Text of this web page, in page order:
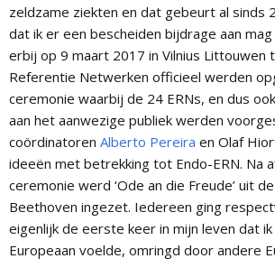
zeldzame ziekten en dat gebeurt al sinds
dat ik er een bescheiden bijdrage aan
erbij op 9 maart 2017 in Vilnius Littouwen
Referentie Netwerken officieel werden
ceremonie waarbij de 24 ERNs, en dus
aan het aanwezige publiek werden
coördinatoren Alberto Pereira en Olaf
ideeën met betrekking tot Endo-ERN. Na
ceremonie werd ‘Ode an die Freude’ uit
Beethoven ingezet. Iedereen ging
eigenlijk de eerste keer in mijn leven dat
Europeaan voelde, omringd door andere